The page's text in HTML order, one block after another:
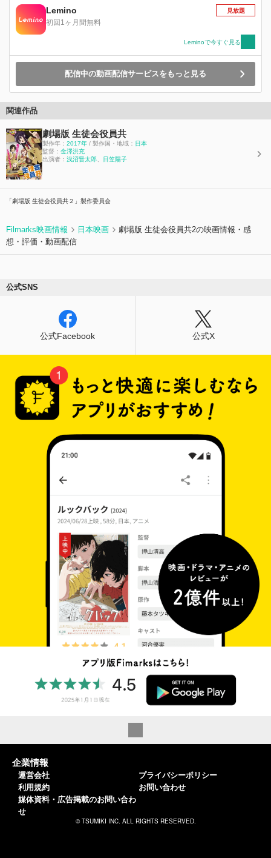
Lemino
初回1ヶ月間無料
見放題
Leminoで今すぐ見る
配信中の動画配信サービスをもっと見る
関連作品
劇場版 生徒会役員共
製作年： 2017年 / 製作国・地域： 日本
監督： 金澤洪充
出演者： 浅沼晋太郎 日笠陽子
「劇場版 生徒会役員共２」製作委員会
Filmarks映画情報 日本映画
劇場版 生徒会役員共2の映画情報・感
想・評価・動画配信
公式SNS
公式Facebook 公式X
企業情報
運営会社
利用規約
媒体資料・広告掲載のお問い合わ
せ
プライバシーポリシー
お問い合わせ
© TSUMIKI INC. ALL RIGHTS RESERVED.